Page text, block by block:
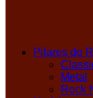
Pilares do
Metal
Rock